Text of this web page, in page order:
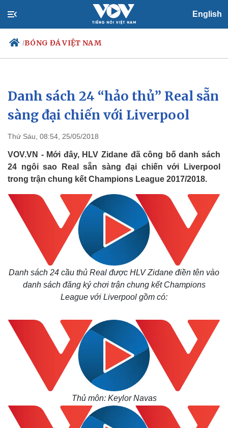
English
/BÓNG ĐÁ VIỆT NAM
Chính trị
Đảng
Tổ chức nhân sự
Nhận diện sự thật
Xã hội
Tin 24h
Dự báo thời tiết
Việc làm
Biển đảo
Danh sách 24 “hảo thủ” Real sẵn
sàng đại chiến với Liverpool
Thứ Sáu, 08:54, 25/05/2018
VOV.VN - Mới đây, HLV Zidane đã công bố danh sách
24 ngôi sao Real sẵn sàng đại chiến với Liverpool
trong trận chung kết Champions League 2017/2018.
Danh sách 24 cầu thủ Real được HLV Zidane điền tên vào
danh sách đăng ký chơi trận chung kết Champions
League với Liverpool gồm có:
Thủ môn: Keylor Navas